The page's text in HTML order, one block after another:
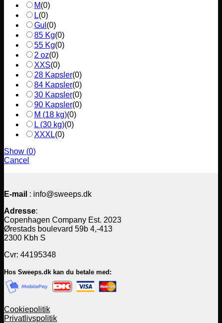
M(0)
L(0)
Gul (0)
85 Kg(0)
55 Kg(0)
2 oz(0)
XXS(0)
28 Kapsler(0)
84 Kapsler(0)
30 Kapsler(0)
90 Kapsler(0)
M (18 kg)(0)
L (30 kg)(0)
XXXL(0)
Show (0)
Cancel
E-mail : info@sweeps.dk
Adresse:
Copenhagen Company Est. 2023
Ørestads boulevard 59b 4,-413
2300 Kbh S
Cvr: 44195348
Hos Sweeps.dk kan du betale med:
Cookiepolitik
Privatlivspolitik